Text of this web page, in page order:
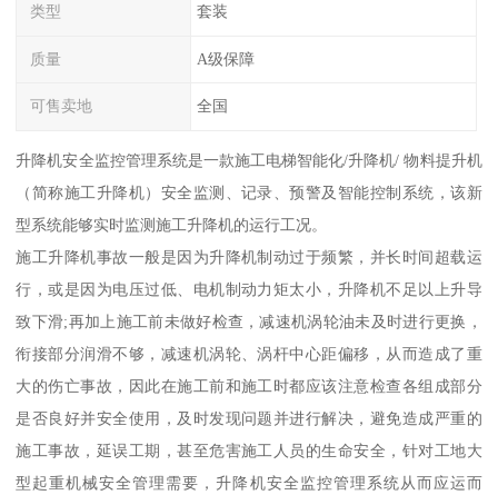
类型 套装
质量 A级保障
可售卖地 全国
升降机安全监控管理系统是一款施工电梯智能化/升降机/ 物料提升机
（简称施工升降机）安全监测、记录、预警及智能控制系统，该新
型系统能够实时监测施工升降机的运行工况。
施工升降机事故一般是因为升降机制动过于频繁，并长时间超载运
行，或是因为电压过低、电机制动力矩太小，升降机不足以上升导
致下滑;再加上施工前未做好检查，减速机涡轮油未及时进行更换，
衔接部分润滑不够，减速机涡轮、涡杆中心距偏移，从而造成了重
大的伤亡事故，因此在施工前和施工时都应该注意检查各组成部分
是否良好并安全使用，及时发现问题并进行解决，避免造成严重的
施工事故，延误工期，甚至危害施工人员的生命安全，针对工地大
型起重机械安全管理需要，升降机安全监控管理系统从而应运而